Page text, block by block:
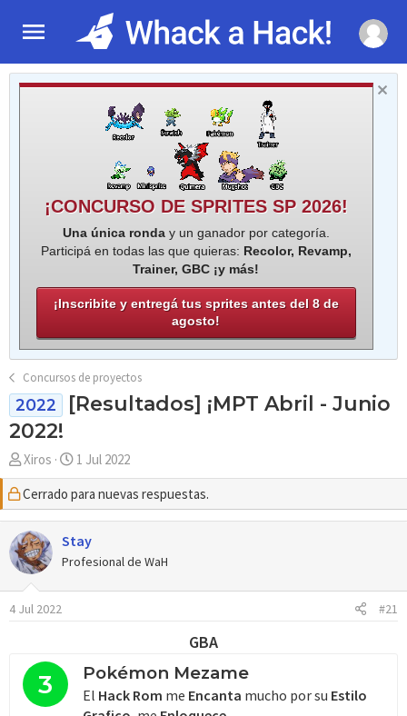
¡CONCURSO DE SPRITES SP 2026!
Una única ronday un ganador por categoría.
Participá en todas las que quieras: Recolor, Revamp,
Trainer, GBC ¡y más!
¡Inscribite y entregá tus sprites antes del 8 de
agosto!
Concursos de proyectos
2022
[Resultados] ¡MPT Abril - Junio
2022!
A
u
t
o
r
Xiros
F
e
c
h
a
i
1 Jul 2022
Cerrado para nuevas respuestas.
Stay
Profesional de WaH
4 Jul 2022 #21
GBA
3 Pokémon Mezame
El Hack Rom me Encanta mucho por su Estilo